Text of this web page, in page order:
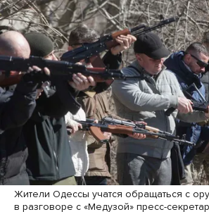
Жители Одессы учатся обращаться с
в разговоре с «Медузой» пресс-